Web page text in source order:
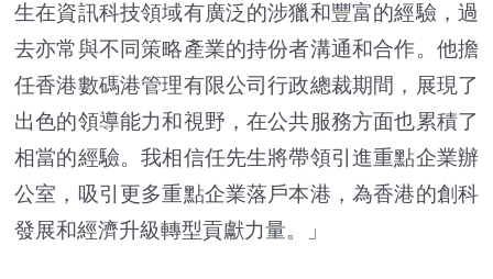
生在資訊科技領域有廣泛的涉獵和豐富的經驗，過
去亦常與不同策略產業的持份者溝通和合作。他擔
任香港數碼港管理有限公司行政總裁期間，展現了
出色的領導能力和視野，在公共服務方面也累積了
相當的經驗。我相信任先生將帶領引進重點企業辦
公室，吸引更多重點企業落戶本港，為香港的創科
發展和經濟升級轉型貢獻力量。」